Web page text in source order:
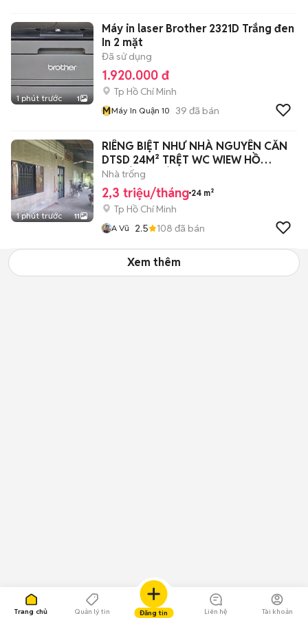
Trang chủ Quản lý tin Đăng tin Liên hệ Tài khoản
1 phút trước 1
Máy in laser Brother 2321D Trắng đen
In 2 mặt
Đã sử dụng
1.920.000 đ
Tp Hồ Chí Minh
MMáy In Quận 10 39 đã bán
1 phút trước 11
RIÊNG BIỆT NHƯ NHÀ NGUYÊN CĂN
DTSD 24M² TRỆT WC WIEW HỒ
THOÁNG MÁT
Nhà trống
2,3 triệu/tháng 24 m²
Tp Hồ Chí Minh
A Vũ 2.5 108 đã bán
Xem thêm